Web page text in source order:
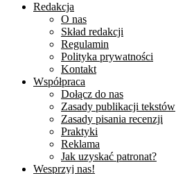
Redakcja
O nas
Skład redakcji
Regulamin
Polityka prywatności
Kontakt
Współpraca
Dołącz do nas
Zasady publikacji tekstów
Zasady pisania recenzji
Praktyki
Reklama
Jak uzyskać patronat?
Wesprzyj nas!